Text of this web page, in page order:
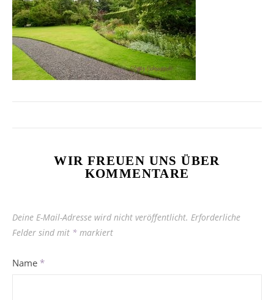
WIR FREUEN UNS ÜBER
KOMMENTARE
Deine E-Mail-Adresse wird nicht veröffentlicht. Erforderliche
Felder sind mit * markiert
Name *